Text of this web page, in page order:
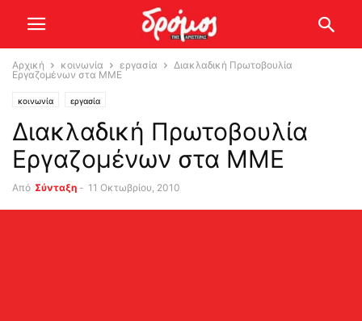
Αρχική κοινωνία εργασία
Διακλαδική Πρωτοβουλία
Εργαζομένων στα ΜΜΕ
κοινωνία εργασία
Διακλαδική Πρωτοβουλία
Εργαζομένων στα ΜΜΕ
Από Σύνταξη - 11 Οκτωβρίου, 2010